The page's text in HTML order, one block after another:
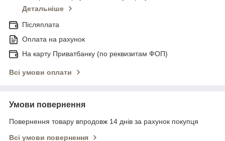
Детальніше
Післяплата
Оплата на рахунок
На карту Приватбанку (по реквизитам ФОП)
Всі умови оплати
Умови повернення
Повернення товару впродовж 14 днів за рахунок покупця
Всі умови повернення